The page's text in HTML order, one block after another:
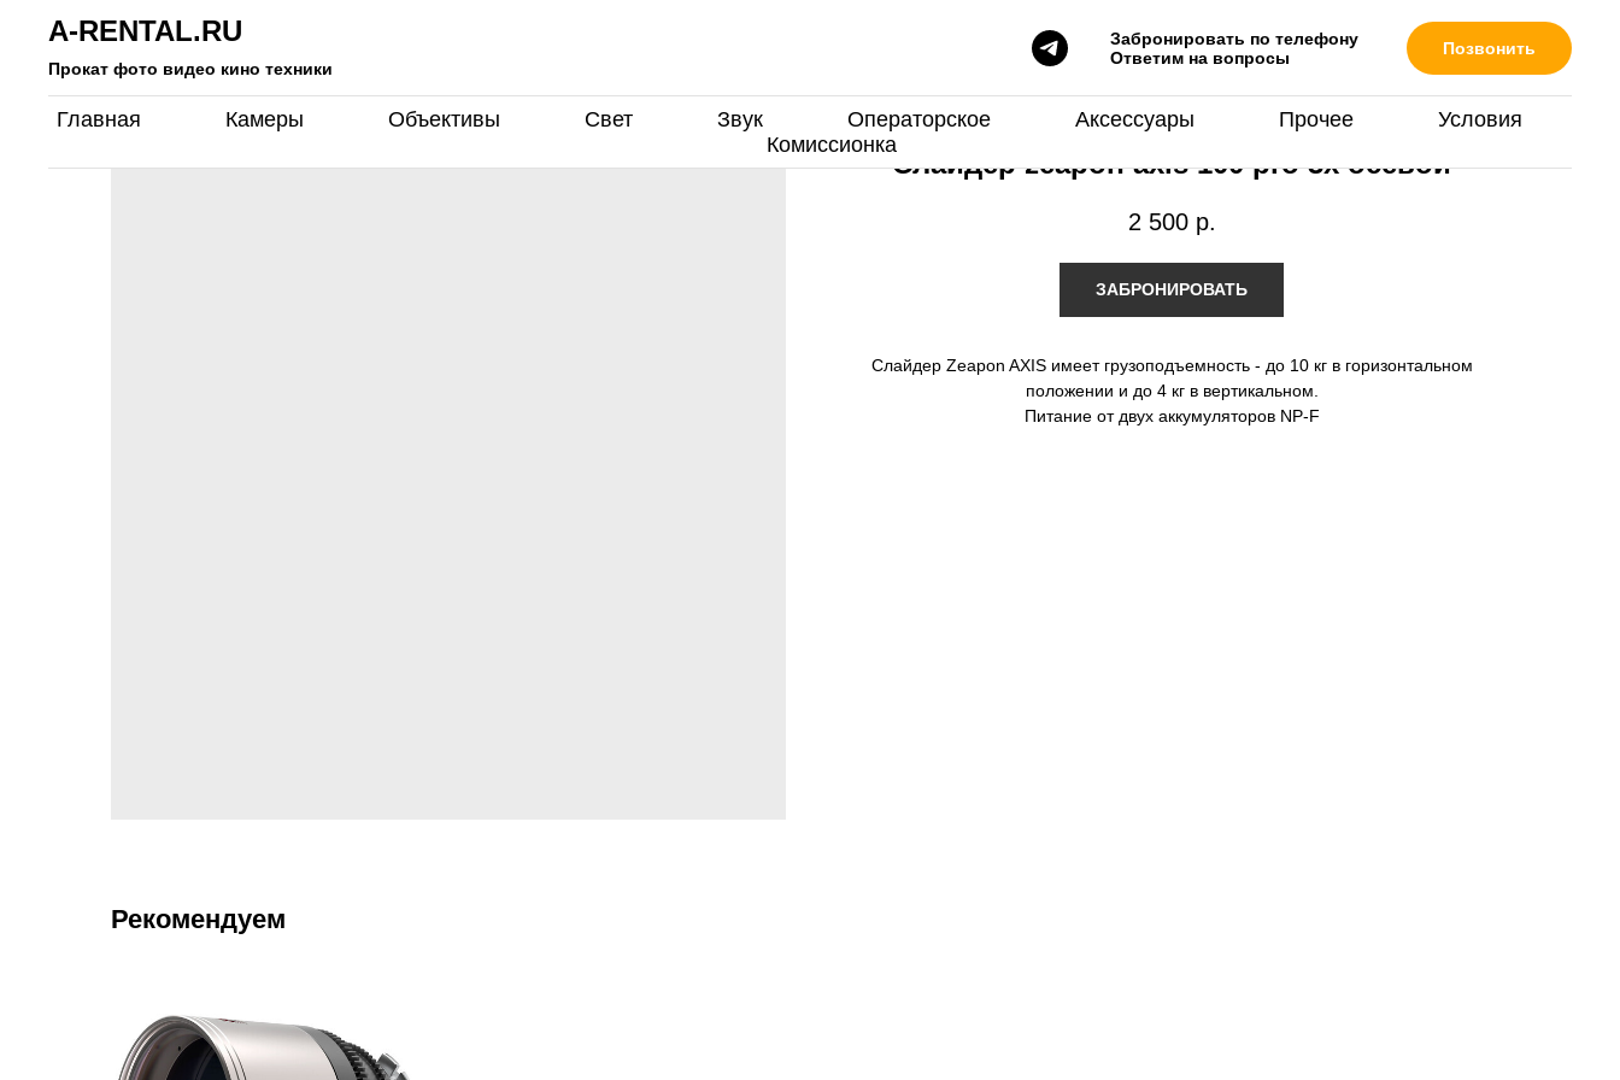
A-RENTAL.RU
Прокат фото видео кино техники
Забронировать по телефону
Ответим на вопросы
Позвонить
Главная Камеры Объективы Свет Звук Операторское Аксессуары Прочее
Условия
Комиссионка
Слайдер zeapon axis 100 pro 3х осевой
2 500 р.
ЗАБРОНИРОВАТЬ
Слайдер Zeapon AXIS имеет грузоподъемность - до 10 кг в горизонтальном
положении и до 4 кг в вертикальном.
Питание от двух аккумуляторов NP-F
Рекомендуем